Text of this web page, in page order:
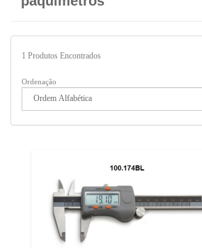
1 Produtos Encontrados
Ordenação